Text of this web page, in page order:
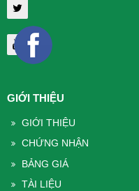
GIỚI THIỆU
GIỚI THIỆU
CHỨNG NHẬN
BẢNG GIÁ
TÀI LIỆU